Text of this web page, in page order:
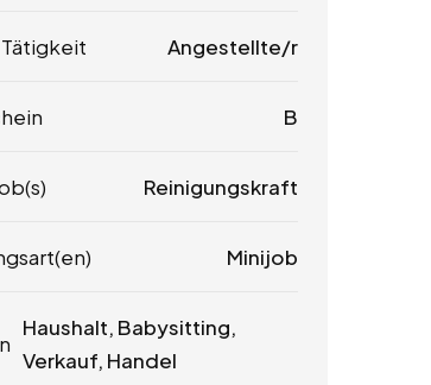
Angestellte/r
B
Reinigungskraft
Minijob
Haushalt, Babysitting,
Verkauf, Handel